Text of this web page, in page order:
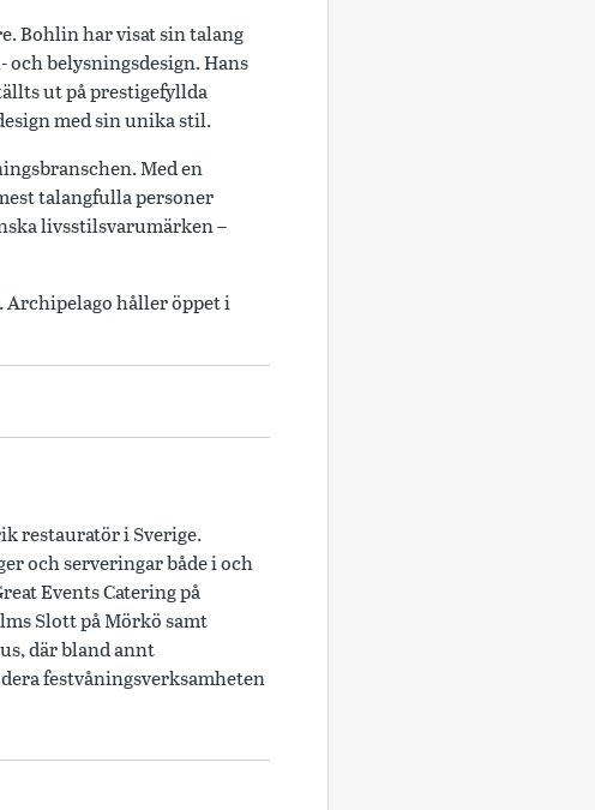
Bohlin har visat sin talang
belysningsdesign. Hans
ut på prestigefyllda
med sin unika stil.
Med en
talangfulla personer
livsstilsvarumärken –
håller öppet i
restauratör i Sverige.
och serveringar både i och
Events Catering på
Slott på Mörkö samt
där bland annt
festvåningsverksamheten